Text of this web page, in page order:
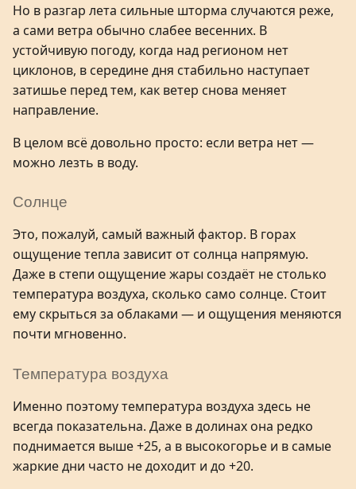
Но в разгар лета сильные шторма случаются реже,
а сами ветра обычно слабее весенних. В
устойчивую погоду, когда над регионом нет
циклонов, в середине дня стабильно наступает
затишье перед тем, как ветер снова меняет
направление.
В целом всё довольно просто: если ветра нет —
можно лезть в воду.
Солнце
Это, пожалуй, самый важный фактор. В горах
ощущение тепла зависит от солнца напрямую.
Даже в степи ощущение жары создаёт не столько
температура воздуха, сколько само солнце. Стоит
ему скрыться за облаками — и ощущения меняются
почти мгновенно.
Температура воздуха
Именно поэтому температура воздуха здесь не
всегда показательна. Даже в долинах она редко
поднимается выше +25, а в высокогорье и в самые
жаркие дни часто не доходит и до +20.